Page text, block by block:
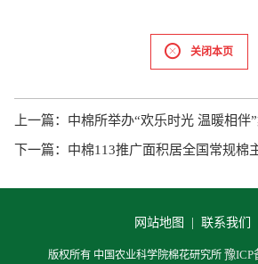
关闭本页
上一篇： 中棉所举办“欢乐时光 温暖相伴
下一篇： 中棉113推广面积居全国常规棉
网站地图 | 联系我们
版权所有 中国农业科学院棉花研究所豫ICP